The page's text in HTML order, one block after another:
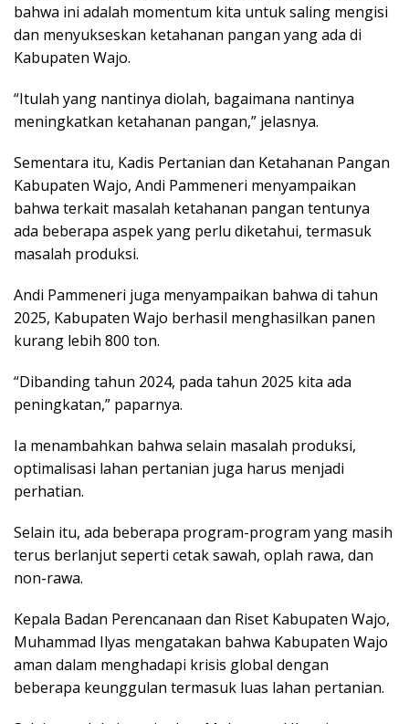
bahwa ini adalah momentum kita untuk saling mengisi
dan menyukseskan ketahanan pangan yang ada di
Kabupaten Wajo.
“Itulah yang nantinya diolah, bagaimana nantinya
meningkatkan ketahanan pangan,” jelasnya.
Sementara itu, Kadis Pertanian dan Ketahanan Pangan
Kabupaten Wajo, Andi Pammeneri menyampaikan
bahwa terkait masalah ketahanan pangan tentunya
ada beberapa aspek yang perlu diketahui, termasuk
masalah produksi.
Andi Pammeneri juga menyampaikan bahwa di tahun
2025, Kabupaten Wajo berhasil menghasilkan panen
kurang lebih 800 ton.
“Dibanding tahun 2024, pada tahun 2025 kita ada
peningkatan,” paparnya.
Ia menambahkan bahwa selain masalah produksi,
optimalisasi lahan pertanian juga harus menjadi
perhatian.
Selain itu, ada beberapa program-program yang masih
terus berlanjut seperti cetak sawah, oplah rawa, dan
non-rawa.
Kepala Badan Perencanaan dan Riset Kabupaten Wajo,
Muhammad Ilyas mengatakan bahwa Kabupaten Wajo
aman dalam menghadapi krisis global dengan
beberapa keunggulan termasuk luas lahan pertanian.